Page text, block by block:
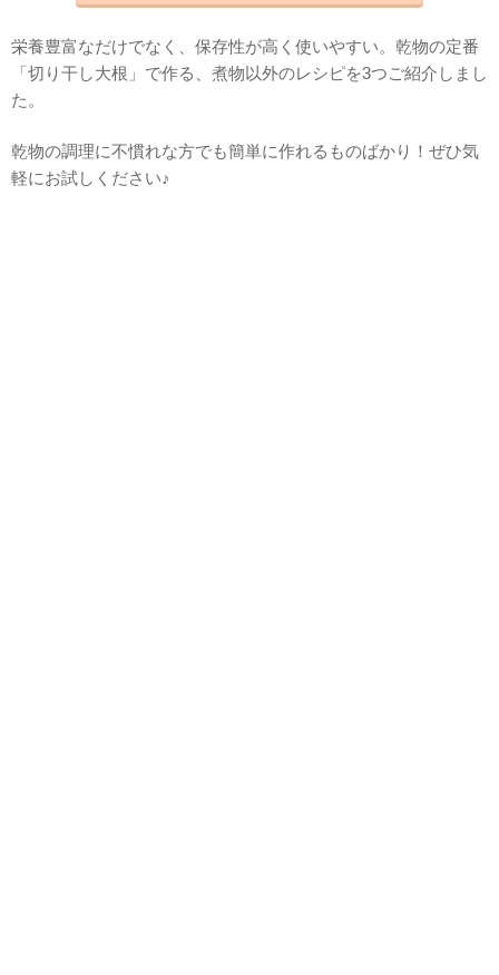
栄養豊富なだけでなく、保存性が高く使いやすい。乾物の定番
「切り干し大根」で作る、煮物以外のレシピを3つご紹介しまし
た。
乾物の調理に不慣れな方でも簡単に作れるものばかり！ぜひ気
軽にお試しください♪